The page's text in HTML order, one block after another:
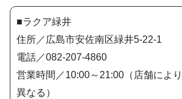
■ラクア緑井
住所／広島市安佐南区緑井5-22-1
電話／082-207-4860
営業時間／10:00～21:00（店舗によ
異なる）